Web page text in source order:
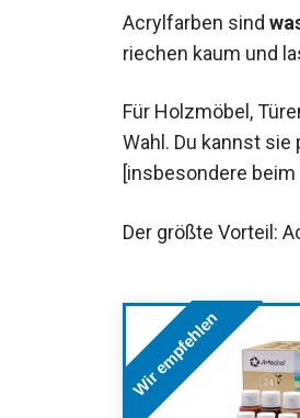
Acrylfarben sind
riechen kaum und
Für Holzmöbel,
Wahl. Du kannst
[insbesondere
Der größte Vorteil:
Wir empfehlen